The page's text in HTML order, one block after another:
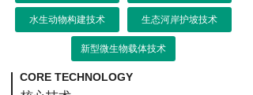
技术咨询
水生动物构建技术 生态河岸护坡技术
新型微生物载体技术
CORE TECHNOLOGY